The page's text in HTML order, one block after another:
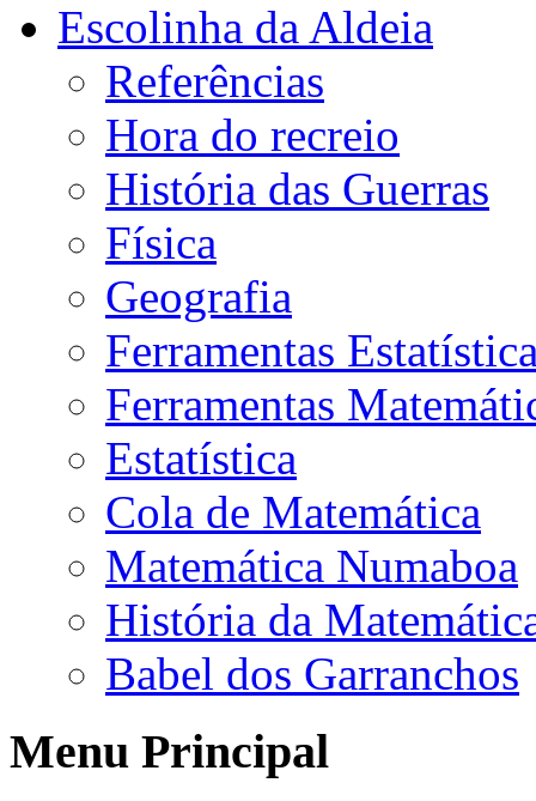
Escolinha da Aldeia
Referências
Hora do recreio
História das Guerras
Física
Geografia
Ferramentas
Ferramentas
Estatística
Cola de Matemática
Matemática Numaboa
História da
Babel dos Garranchos
Menu Principal